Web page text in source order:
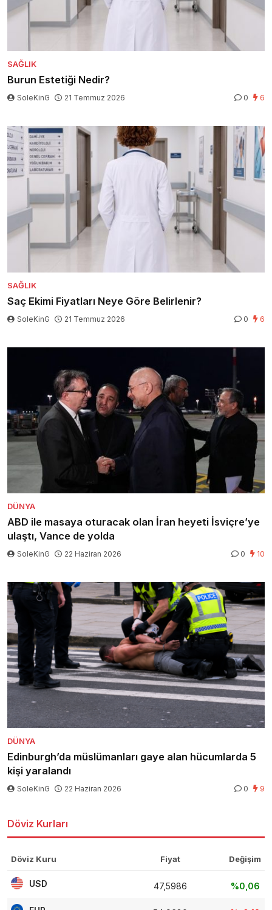
SAĞLIK
Burun Estetiği Nedir?
SoleKinG 21 Temmuz 2026 0 6
SAĞLIK
Saç Ekimi Fiyatları Neye Göre Belirlenir?
SoleKinG 21 Temmuz 2026 0 6
DÜNYA
ABD ile masaya oturacak olan İran heyeti İsviçre’ye
ulaştı, Vance de yolda
SoleKinG 22 Haziran 2026 0 10
DÜNYA
Edinburgh’da müslümanları gaye alan hücumlarda 5
kişi yaralandı
SoleKinG 22 Haziran 2026 0 9
Döviz Kurları
Döviz Kuru Fiyat Değişim
USD 47,5986 %0,06